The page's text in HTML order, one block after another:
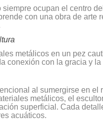
ocupan el centro
con una obra de arte
metálicos en un pez
conexión con la gracia y
al sumergirse en el
metálicos, el
superficial. Cada
acuáticos.